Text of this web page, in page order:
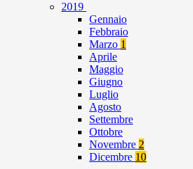
2019
Gennaio
Febbraio
Marzo 1
Aprile
Maggio
Giugno
Luglio
Agosto
Settembre
Ottobre
Novembre 2
Dicembre 10